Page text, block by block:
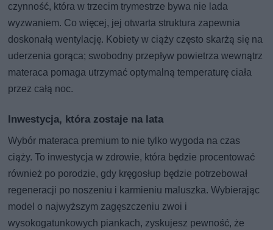
czynność, która w trzecim trymestrze bywa nie lada
wyzwaniem. Co więcej, jej otwarta struktura zapewnia
doskonałą wentylację. Kobiety w ciąży często skarżą się na
uderzenia gorąca; swobodny przepływ powietrza wewnątrz
materaca pomaga utrzymać optymalną temperaturę ciała
przez całą noc.
Inwestycja, która zostaje na lata
Wybór materaca premium to nie tylko wygoda na czas
ciąży. To inwestycja w zdrowie, która będzie procentować
również po porodzie, gdy kręgosłup będzie potrzebował
regeneracji po noszeniu i karmieniu maluszka. Wybierając
model o najwyższym zagęszczeniu zwoi i
wysokogatunkowych piankach, zyskujesz pewność, że